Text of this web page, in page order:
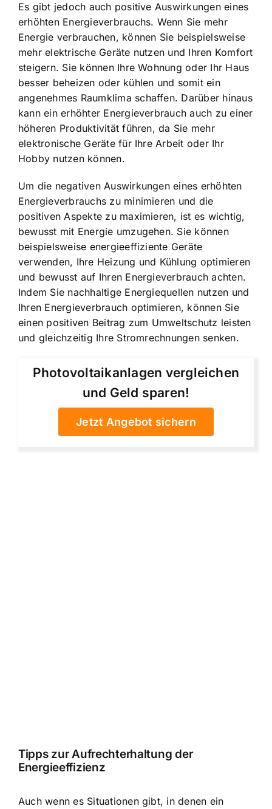
Es gibt jedoch auch positive Auswirkungen eines
erhöhten Energieverbrauchs. Wenn Sie mehr
Energie verbrauchen, können Sie beispielsweise
mehr elektrische Geräte nutzen und Ihren Komfort
steigern. Sie können Ihre Wohnung oder Ihr Haus
besser beheizen oder kühlen und somit ein
angenehmes Raumklima schaffen. Darüber hinaus
kann ein erhöhter Energieverbrauch auch zu einer
höheren Produktivität führen, da Sie mehr
elektronische Geräte für Ihre Arbeit oder Ihr
Hobby nutzen können.
Um die negativen Auswirkungen eines erhöhten
Energieverbrauchs zu minimieren und die
positiven Aspekte zu maximieren, ist es wichtig,
bewusst mit Energie umzugehen. Sie können
beispielsweise energieeffiziente Geräte
verwenden, Ihre Heizung und Kühlung optimieren
und bewusst auf Ihren Energieverbrauch achten.
Indem Sie nachhaltige Energiequellen nutzen und
Ihren Energieverbrauch optimieren, können Sie
einen positiven Beitrag zum Umweltschutz leisten
und gleichzeitig Ihre Stromrechnungen senken.
Photovoltaikanlagen vergleichen
und Geld sparen!
Jetzt Angebot sichern
Tipps zur Aufrechterhaltung der
Energieeffizienz
Auch wenn es Situationen gibt, in denen ein